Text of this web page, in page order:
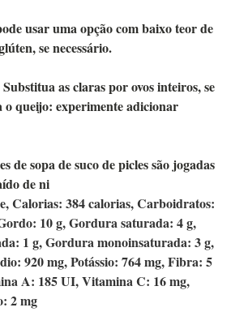
usar uma opção com baixo teor de
se necessário.
Substitua as claras por ovos inteiros, se
o queijo: experimente adicionar
de sopa de suco de picles são jogadas
de ni
,Calorias: 384calorias,Carboidratos:
10g,Gordura saturada: 4g,
1 g,Gordura monoinsaturada: 3g,
920mg,Potássio: 764mg,Fibra: 5
A: 185UI,Vitamina C: 16mg,
2mg